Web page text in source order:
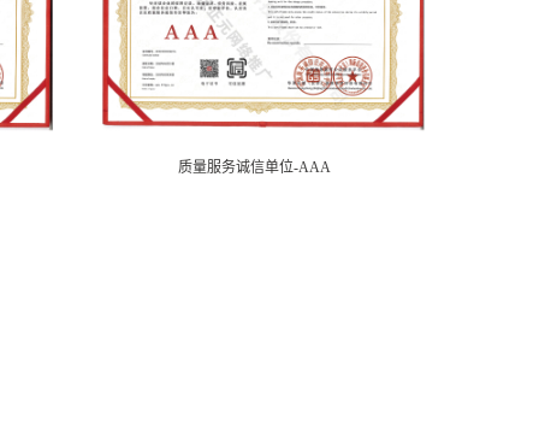
质量服务诚信单位-AAA